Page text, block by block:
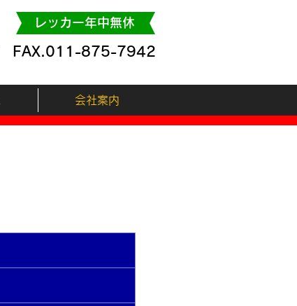
レッカー年中無休
FAX.011-875-7942
会社案内